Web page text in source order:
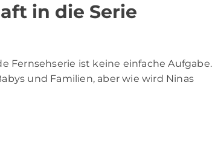
in die Serie
Fernsehserie ist keine einfache Aufgabe.
und Familien, aber wie wird Ninas